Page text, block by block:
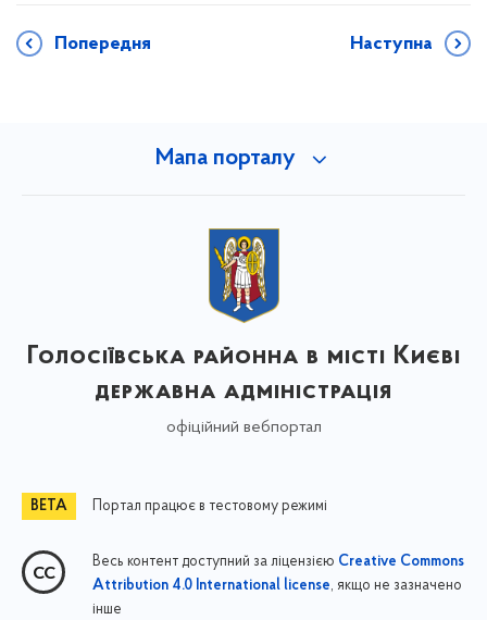
Попередня Наступна
Мапа порталу
Голосіївська районна в місті Києві
державна адміністрація
офіційний вебпортал
Портал працює в тестовому режимі
Весь контент доступний за ліцензією Creative Commons
Attribution 4.0 International license, якщо не зазначено
інше